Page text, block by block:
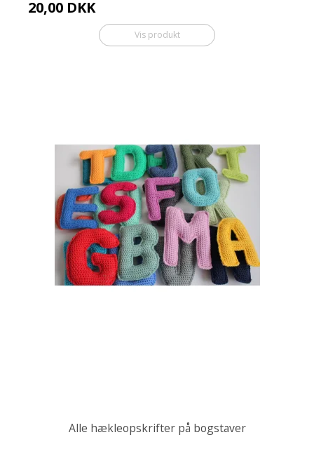
20,00 DKK
Vis produkt
Alle hækleopskrifter på bogstaver